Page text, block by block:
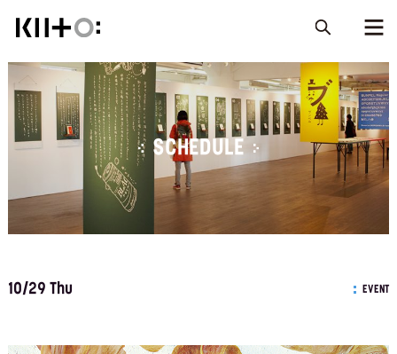
SCHEDULE
10/29 Thu EVENT